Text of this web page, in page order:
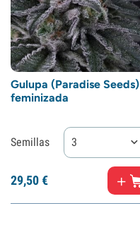
Gulupa (Paradise Seeds)
feminizada
Semillas 3
29,50€